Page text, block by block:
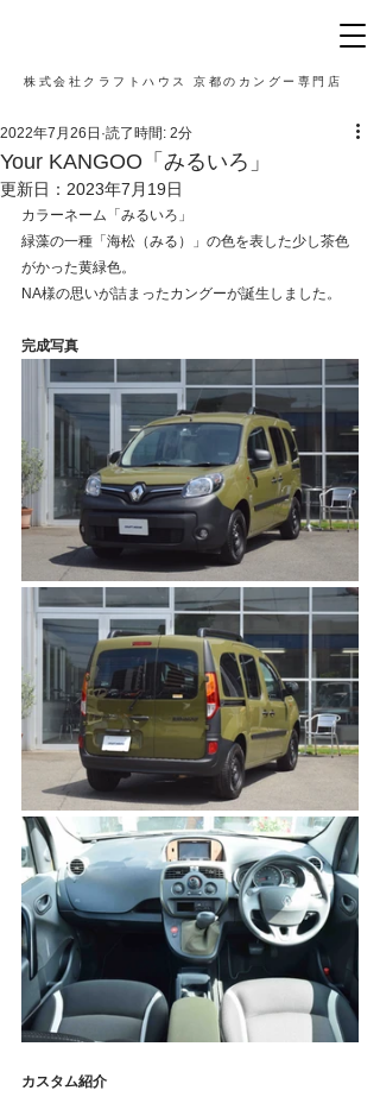
株式会社クラフトハウス 京都のカングー専門店
Your KANGOO「みるいろ」
2022年7月26日 読了時間: 2分
更新日： 2023年7月19日
カラーネーム「みるいろ」
緑藻の一種「海松（みる）」の色を表した少し茶色
がかった黄緑色。
NA様の思いが詰まったカングーが誕生しました。
完成写真
カスタム紹介